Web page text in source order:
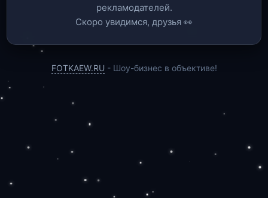
рекламодателей.
Скоро увидимся, друзья 👀
FOTKAEW.RU - Шоу-бизнес в объективе!